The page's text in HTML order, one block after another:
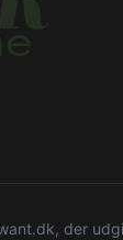
der